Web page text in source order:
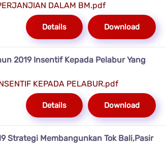
DALAM BM.pdf
Download
Details
2019 Insentif Kepada Pelabur Yang
KEPADA PELABUR.pdf
Download
Details
Strategi Membangunkan Tok Bali,Pasir